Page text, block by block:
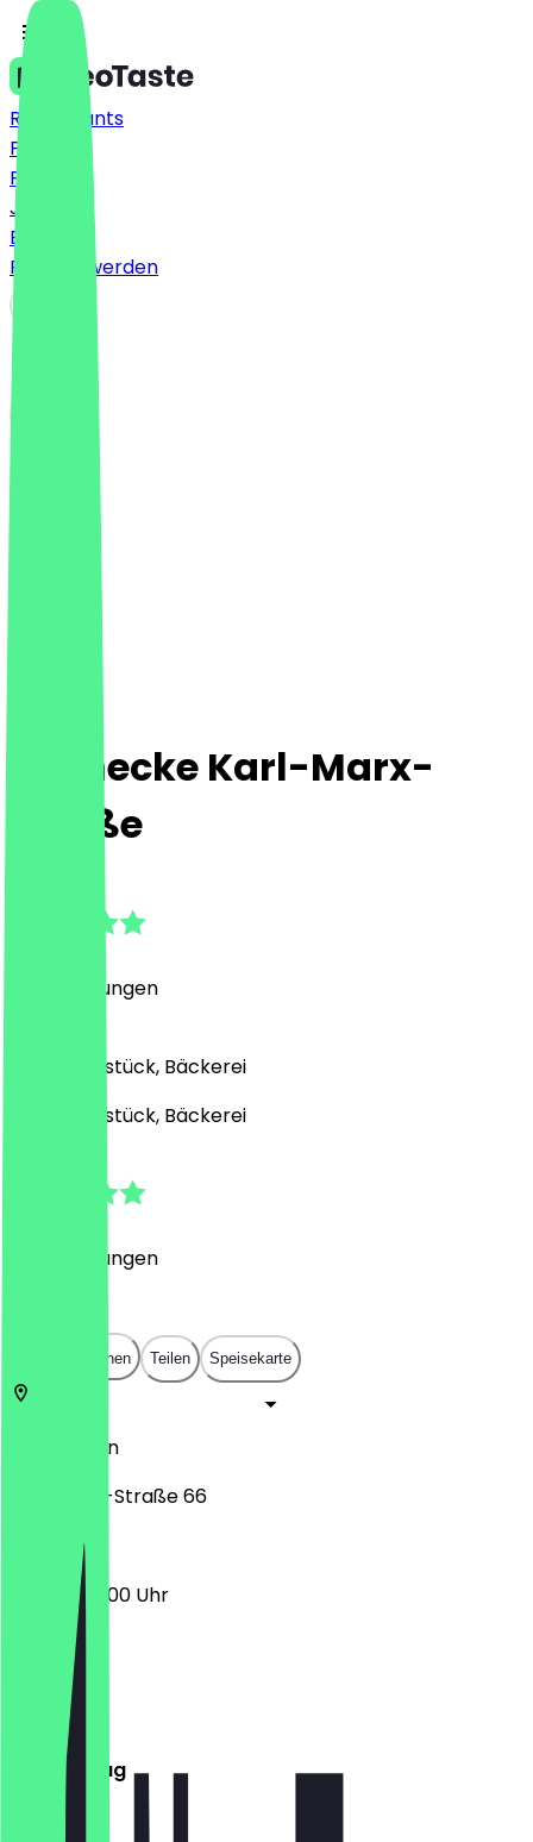
Restaurants
Preise
FAQ
Jobs
Blog
Partner werden
Steinecke Karl-Marx-
Straße
Bewertungen
Café, Frühstück, Bäckerei
Café, Frühstück, Bäckerei
Bewertungen
In App öffnen Teilen Speisekarte
Berlin
Karl-Marx-Straße 66
07:00 - 20:00 Uhr
Montag
Dienstag
Mittwoch
Donnerstag
Freitag